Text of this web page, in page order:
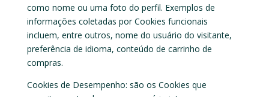
como nome ou uma foto do perfil. Exemplos de
informações coletadas por Cookies funcionais
incluem, entre outros, nome do usuário do visitante,
preferência de idioma, conteúdo de carrinho de
compras.
Cookies de Desempenho: são os Cookies que